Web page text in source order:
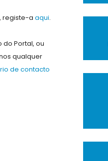
registe-a aqui.
Portal, ou
qualquer
de contacto